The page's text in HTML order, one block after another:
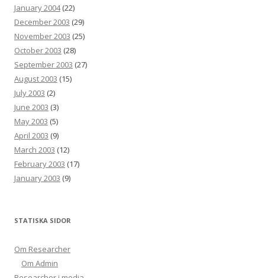
January 2004(22)
December 2003 (29)
November 2003 (25)
October 2003 (28)
September 2003 (27)
August 2003 (15)
July 2003 (2)
June 2003 (3)
May 2003 (5)
April 2003 (9)
March 2003 (12)
February 2003 (17)
January 2003 (9)
STATISKA SIDOR
Om Researcher
Om Admin